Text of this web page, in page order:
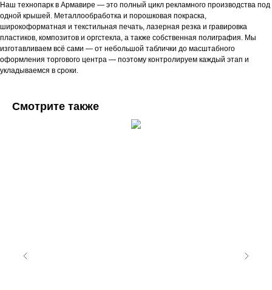
Наш технопарк в Армавире — это полный цикл рекламного производства под
одной крышей. Металлообработка и порошковая покраска,
широкоформатная и текстильная печать, лазерная резка и гравировка
пластиков, композитов и оргстекла, а также собственная полиграфия. Мы
изготавливаем всё сами — от небольшой таблички до масштабного
оформления торгового центра — поэтому контролируем каждый этап и
укладываемся в сроки.
Смотрите также